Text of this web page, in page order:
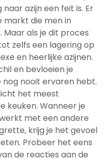
azijn een feit is. Er
markt die men in
als je dit proces
zelfs een lagering op
en heerlijke azijnen.
en bevloeien je
nooit ervaren hebt.
het meest
keuken. Wanneer je
met een andere
krijg je het gevoel
Probeer het eens
de reacties aan de